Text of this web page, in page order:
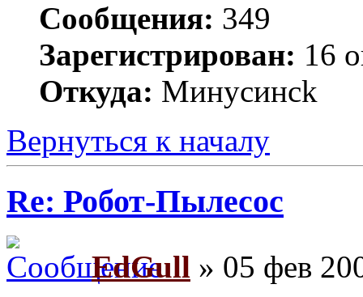
Сообщения: 349
Зарегистрирован: 16
Откуда: Минycинck
Вернуться к началу
Re: Робот-Пылесос
EdGull » 05 фев